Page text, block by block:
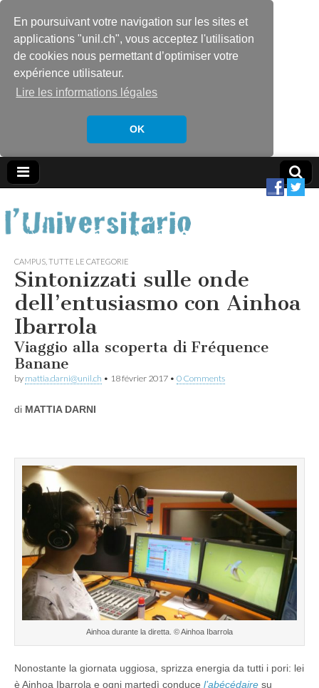
En poursuivant votre navigation sur les sites et
applications "unil.ch", vous acceptez l'utilisation
de cookies nous permettant d’optimiser votre
expérience utilisateur.
Lire les informations légales
OK
CAMPUS TUTTE LE CATEGORIE
Sintonizzati sulle onde
dell’entusiasmo con Ainhoa
Ibarrola
Viaggio alla scoperta di Fréquence
Banane
by mattia.darni@unil.ch • 18 février 2017 • 0 Comments
di MATTIA DARNI
Ainhoa durante la diretta. © Ainhoa Ibarrola
Nonostante la giornata uggiosa, sprizza energia da tutti i pori: lei
è Ainhoa Ibarrola e ogni martedì conduce l’abécédaire su